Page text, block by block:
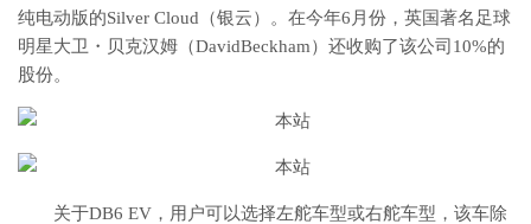
纯电动版的Silver Cloud（银云）。在今年6月份，英国著名足球
明星大卫・贝克汉姆（DavidBeckham）还收购了该公司10%的
股份。
关于DB6 EV，用户可以选择左舵车型或右舵车型，该车除